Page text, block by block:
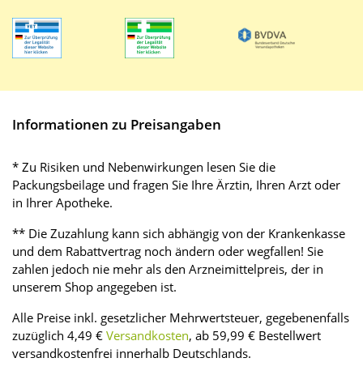
Informationen zu Preisangaben
* Zu Risiken und Nebenwirkungen lesen Sie die
Packungsbeilage und fragen Sie Ihre Ärztin, Ihren Arzt oder
in Ihrer Apotheke.
** Die Zuzahlung kann sich abhängig von der Krankenkasse
und dem Rabattvertrag noch ändern oder wegfallen! Sie
zahlen jedoch nie mehr als den Arzneimittelpreis, der in
unserem Shop angegeben ist.
Alle Preise inkl. gesetzlicher Mehrwertsteuer, gegebenenfalls
zuzüglich 4,49 € Versandkosten, ab 59,99 € Bestellwert
versandkostenfrei innerhalb Deutschlands.